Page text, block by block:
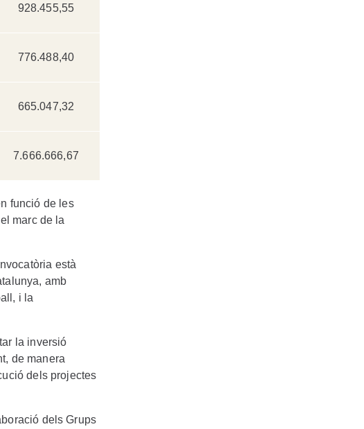
928.455,55
776.488,40
665.047,32
7.666.666,67
funció de les
marc de la
està
amb
i la
la inversió
de manera
dels projectes
dels Grups